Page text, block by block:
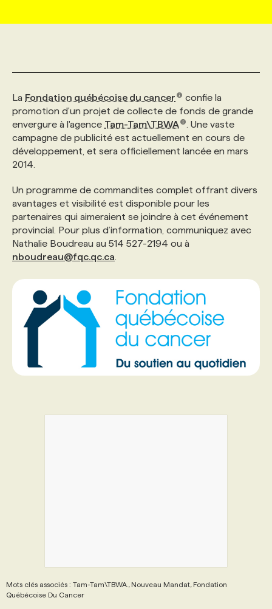
AFFAIRES DE L'INDUSTRIE
INITIATIVES NUMÉRIQUES
PRIX ET DISTINCTIONS
TENDANCES
WEB & MÉDIAS SOCIAUX
MARKETING DURABLE
GEO/SEO
ÉVÉNEMENTIEL
NOS AUTEUR‧RICES
INFOLETTRE PUBLICITÉ
ANNONCEZ AVEC NOUS
CONSULTER LA CVTHÈQUE
PROFIL ENTREPRISE
FAQ
ANNONCEZ AVEC NOUS
VOIR LES OFFRES
PROFIL CANDIDAT
FAQ
ANNONCEZ AVEC NOUS
NOS FORMATIONS EN LIGNE
NOS PARCOURS DE FORMATIONS
FORMATIONS PERSONNALISÉES
NOS FORMATEUR‧RICES
POURQUOI CHOISIR NOS FORMATIONS
NOS TARIFS
PROGRAMMES DE SUBVENTIONS
ANNONCEZ AVEC NOUS
CHASSE DE TÊTE
SERVICE DE CHASSE DE TÊTE
NOS TARIFS
NOS EXPERTISES
FAQ
ANNONCEZ AVEC NOUS
La Fondation québécoise du cancer
confie la
promotion d'un projet de collecte de fonds de grande
envergure à l'agence Tam-Tam\TBWA
. Une vaste
campagne de publicité est actuellement en cours de
développement, et sera officiellement lancée en mars
2014.
Un programme de commandites complet offrant divers
avantages et visibilité est disponible pour les
partenaires qui aimeraient se joindre à cet événement
provincial. Pour plus d’information, communiquez avec
Nathalie Boudreau au 514 527-2194 ou à
nboudreau@fqc.qc.ca
Mots clés associés : Tam-Tam\TBWA., Nouveau Mandat, Fondation
Québécoise Du Cancer